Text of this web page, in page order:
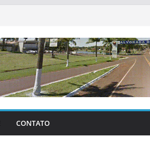
CONTATO